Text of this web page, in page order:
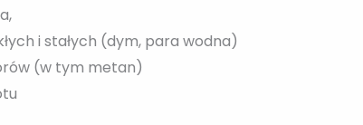
i stałych (dym, para wodna)
(w tym metan)